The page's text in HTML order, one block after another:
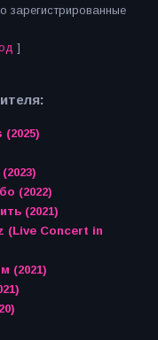
зарегистрированные
]
(2022)
(2021)
(Live Concert in
(2021)